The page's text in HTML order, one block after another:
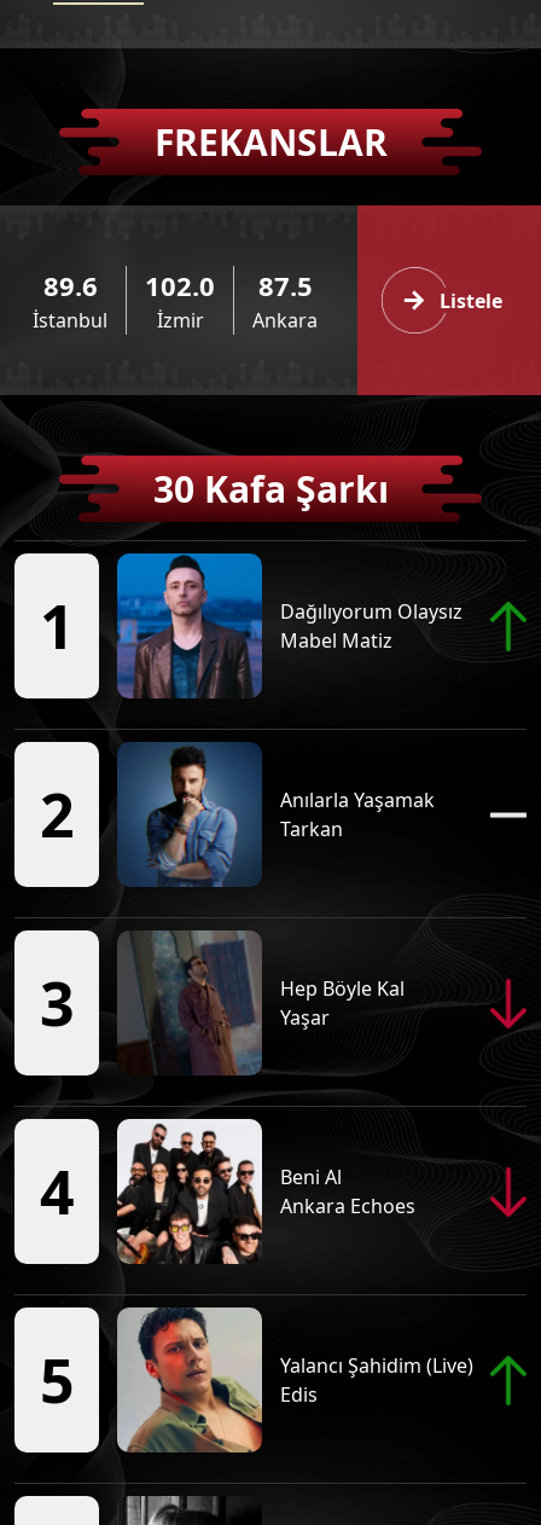
Bedia İle Güzel Şeyler
Ceyda Düvenci İle Bugün
Tüm Podcastleri
Gazoz Ağacı
Tüm Podcastleri
Pınarating
Zekirdek
Tüm Podcastleri
Nihat'la Sivrisinek
Matrax
Kültür Sanat Kafası
Gezmek Yetmez
Tüm Podcastleri
Kitap Kafası
Buyurun Konuşalım
Veşaire Veşaire
Tüm Podcastleri
Kafa Sesi
Tüm Podcastleri
FREKANSLAR
89.6
İstanbul
102.0
İzmir
87.5
Ankara
Listele
30 Kafa Şarkı
1
Dağılıyorum Olaysız
Mabel Matiz
2
Anılarla Yaşamak
Tarkan
3
Hep Böyle Kal
Yaşar
4
Beni Al
Ankara Echoes
5
Yalancı Şahidim (Live)
Edis